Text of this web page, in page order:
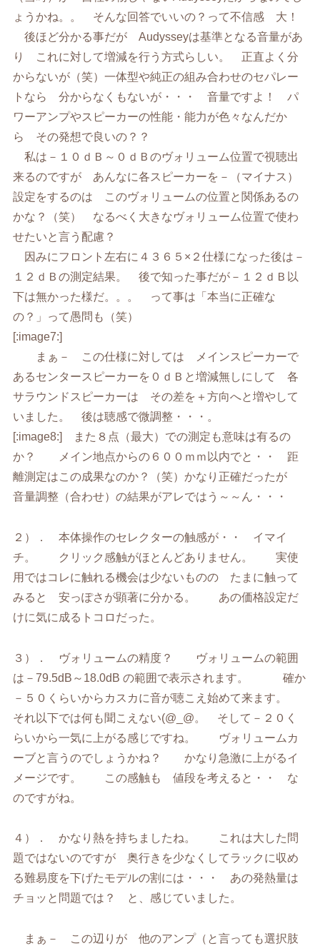
ょうかね。。 そんな回答でいいの？って不信感 大！
後ほど分かる事だが Audysseyは基準となる音量があ
り これに対して増減を行う方式らしい。 正直よく分
からないが（笑）一体型や純正の組み合わせのセパレー
トなら 分からなくもないが・・・ 音量ですよ！ パ
ワーアンプやスピーカーの性能・能力が色々なんだか
ら その発想で良いの？？
私は－１０ｄＢ～０ｄＢのヴォリューム位置で視聴出
来るのですが あんなに各スピーカーを－（マイナス）
設定をするのは このヴォリュームの位置と関係あるの
かな？（笑） なるべく大きなヴォリューム位置で使わ
せたいと言う配慮？
因みにフロント左右に４３６５×２仕様になった後は－
１２ｄＢの測定結果。 後で知った事だが－１２ｄＢ以
下は無かった様だ。。。 って事は「本当に正確な
の？」って愚問も（笑）
[:image7:]
まぁ－ この仕様に対しては メインスピーカーで
あるセンタースピーカーを０ｄＢと増減無しにして 各
サラウンドスピーカーは その差を＋方向へと増やして
いました。 後は聴感で微調整・・・。
[:image8:] また８点（最大）での測定も意味は有るの
か？ メイン地点からの６００ｍｍ以内でと・・ 距
離測定はこの成果なのか？（笑）かなり正確だったが
音量調整（合わせ）の結果がアレではう～～ん・・・
２）． 本体操作のセレクターの触感が・・ イマイ
チ。 クリック感触がほとんどありません。 実使
用ではコレに触れる機会は少ないものの たまに触って
みると 安っぽさが顕著に分かる。 あの価格設定だ
けに気に成るトコロだった。
３）． ヴォリュームの精度？ ヴォリュームの範囲
は－79.5dB～18.0dB の範囲で表示されます。 確か
－５０くらいからカスカに音が聴こえ始めて来ます。
それ以下では何も聞こえない(@_@。 そして－２０く
らいから一気に上がる感じですね。 ヴォリュームカ
ーブと言うのでしょうかね？ かなり急激に上がるイ
メージです。 この感触も 値段を考えると・・ な
のですがね。
４）． かなり熱を持ちましたね。 これは大した問
題ではないのですが 奥行きを少なくしてラックに収め
る難易度を下げたモデルの割には・・・ あの発熱量は
チョッと問題では？ と、感じていました。
まぁ－ この辺りが 他のアンプ（と言っても選択肢